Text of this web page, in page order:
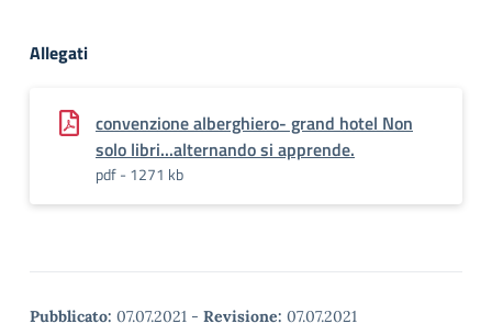
Allegati
convenzione alberghiero- grand hotel Non
solo libri...alternando si apprende.
pdf - 1271 kb
Pubblicato: 07.07.2021 - Revisione: 07.07.2021